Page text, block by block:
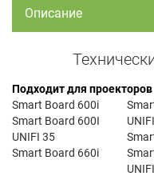
Описание
Подходит для проекторов
Smart Board 600i
Smart Board 600I
UNIFI 35
Smart Board 660i